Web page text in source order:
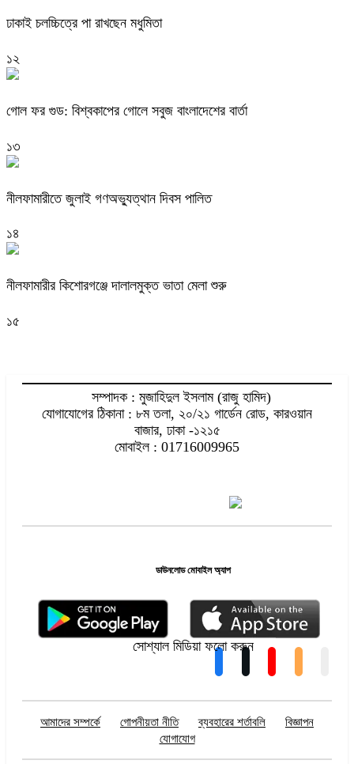
ঢাকাই চলচ্চিত্রে পা রাখছেন মধুমিতা
১২
গোল ফর গুড: বিশ্বকাপের গোলে সবুজ বাংলাদেশের বার্তা
১৩
নীলফামারীতে জুলাই গণঅভ্যুত্থান দিবস পালিত
১৪
নীলফামারীর কিশোরগঞ্জে দালালমুক্ত ভাতা মেলা শুরু
১৫
সম্পাদক : মুজাহিদুল ইসলাম (রাজু হামিদ)
যোগাযোগের ঠিকানা : ৮ম তলা, ২০/২১ গার্ডেন রোড, কারওয়ান
বাজার, ঢাকা -১২১৫
মোবাইল : 01716009965
ডাউনলোড মোবাইল অ্যাপ
সোশ্যাল মিডিয়া ফলো করুন
আমাদের সম্পর্কে গোপনীয়তা নীতি ব্যবহারের শর্তাবলি
বিজ্ঞাপন
যোগাযোগ